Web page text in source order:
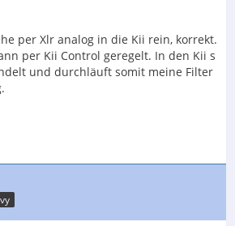
per Xlr analog in die Kii rein, korrekt.
per Kii Control geregelt. In den Kii s
und durchläuft somit meine Filter